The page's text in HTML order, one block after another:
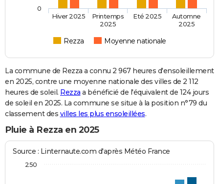
Rezza Moyenne nationale
Hiver 2025
Printemps
2025
Eté 2025
Automne
2025
0
La commune de Rezza a connu 2 967 heures d'ensoleillement
en 2025, contre une moyenne nationale des villes de 2 112
heures de soleil. Rezza a bénéficié de l'équivalent de 124 jours
de soleil en 2025. La commune se situe à la position n°79 du
classement des villes les plus ensoleillées.
Pluie à Rezza en 2025
Source : Linternaute.com d'après Météo France
250